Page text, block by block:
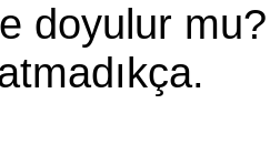
doyulur mu?